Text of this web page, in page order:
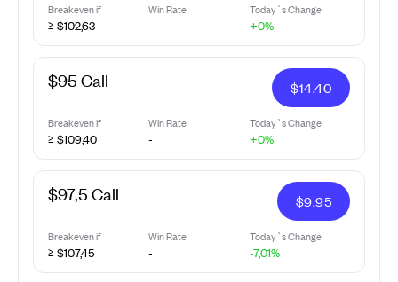
Breakeven if Win Rate Today`s Change
≥ $102,63 - +0%
$95 Call $14.40
Breakeven if Win Rate Today`s Change
≥ $109,40 - +0%
$97,5 Call $9.95
Breakeven if Win Rate Today`s Change
≥ $107,45 - -7,01%